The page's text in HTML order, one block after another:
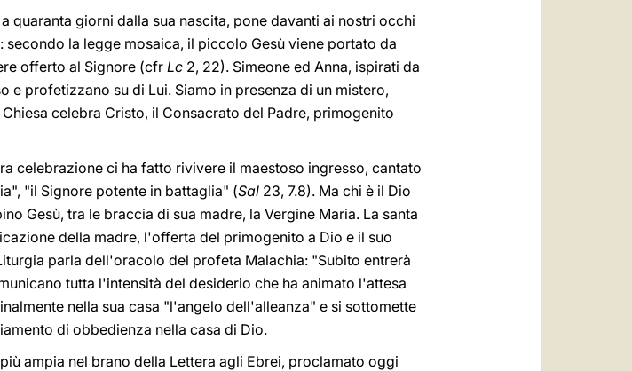
quaranta giorni dalla sua nascita, pone davanti ai nostri occhi
la legge mosaica, il piccolo Gesù viene portato da
offerto al Signore (cfrLc 2, 22). Simeone ed Anna, ispirati da
e profetizzano su di Lui. Siamo in presenza di un mistero,
celebra Cristo, il Consacrato del Padre, primogenito
celebrazione ci ha fatto rivivere il maestoso ingresso, cantato
"il Signore potente in battaglia" (Sal 23, 7.8). Ma chi è il Dio
Gesù, tra le braccia di sua madre, la Vergine Maria. La santa
della madre, l'offerta del primogenito a Dio e il suo
parla dell'oracolo del profeta Malachia: "Subito entrerà
tutta l'intensità del desiderio che ha animato l'attesa
nella sua casa "l'angelo dell'alleanza" e si sottomette
di obbedienza nella casa di Dio.
ampia nel brano della Lettera agli Ebrei, proclamato oggi